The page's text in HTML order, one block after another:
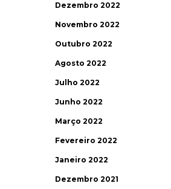
Dezembro 2022
Novembro 2022
Outubro 2022
Agosto 2022
Julho 2022
Junho 2022
Março 2022
Fevereiro 2022
Janeiro 2022
Dezembro 2021